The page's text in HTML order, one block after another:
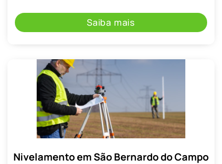
Saiba mais
Nivelamento em São Bernardo do Campo